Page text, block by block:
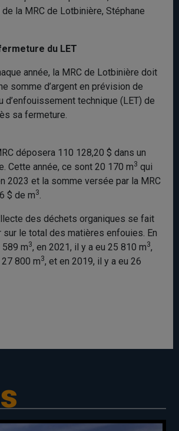
la MRC de Lotbinière, Stéphane
du LET
année, la MRC de Lotbinière doit
somme d’argent en prévision de
d’enfouissement technique (LET) de
sa fermeture.
déposera 110 128,20 $ dans un
Cette année, ce sont 20 170 m3 qui
2023 et la somme versée par la MRC
$ de m3.
des déchets organiques se fait
sur le total des matières enfouies. En
589 m3, en 2021, il y a eu 25 810 m3,
800 m3, et en 2019, il y a eu 26